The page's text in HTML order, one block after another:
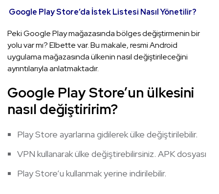
Google Play Store’da İstek Listesi Nasıl Yönetilir?
Peki Google Play mağazasında bölges değiştirmenin bir
yolu var mı? Elbette var. Bu makale, resmi Android
uygulama mağazasında ülkenin nasıl değiştirileceğini
ayrıntılarıyla anlatmaktadır.
Google Play Store’un ülkesini
nasıl değiştiririm?
Play Store ayarlarına gidilerek ülke değiştirilebilir.
VPN kullanarak ülke değiştirebilirsiniz. APK dosyası
Play Store’u kullanmak yerine indirilebilir.